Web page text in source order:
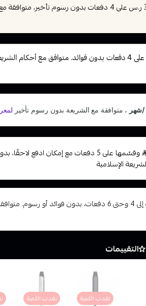
على4 دفعات بدون رسوم تأخير، متوافقة
وقسّمها على 5 دفعات مع إمكان ادفع لاحقًا،
الإسلامية
قسم دفعاتك بطريقة ميسرة إلى 4 وحتى 6 دفعات، بدون فوائد أو رسوم.
التقييمات
نفدت الكمية نفدت الكمية